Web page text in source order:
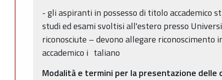
- gli aspiranti in possesso di titolo accademico
studi ed esami svoltisi all'estero presso
riconosciute – devono allegare riconoscimento
accademico i taliano
Modalità e termini per la presentazione delle